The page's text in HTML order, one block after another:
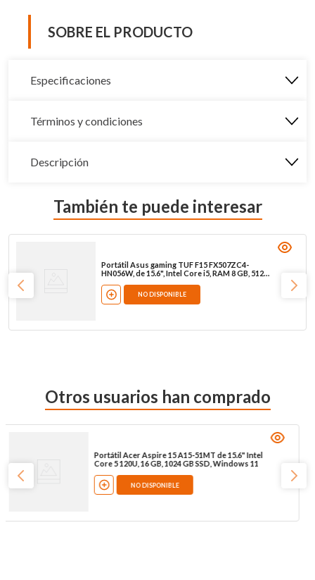
SOBRE EL PRODUCTO
Especificaciones
Términos y condiciones
Descripción
También te puede interesar
Portátil Asus gaming TUF F15 FX507ZC4-
HN056W, de 15.6", Intel Core i5, RAM 8 GB, 512
NO DISPONIBLE
Otros usuarios han comprado
Portátil Acer Aspire 15 A15-51MT de 15.6" Intel
Core 5 120U, 16 GB, 1024 GB SSD, Windows 11
NO DISPONIBLE